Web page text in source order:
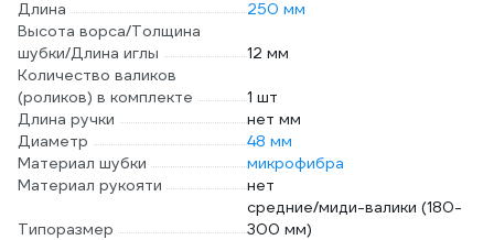
Длина
250 мм
Высота ворса/Толщина
шубки/Длина иглы
12 мм
Количество валиков
(роликов) в комплекте
1 шт
Длина ручки
нет мм
Диаметр
48 мм
Материал шубки
микрофибра
Материал рукояти
нет
Типоразмер
средние/миди-валики (180-
300 мм)